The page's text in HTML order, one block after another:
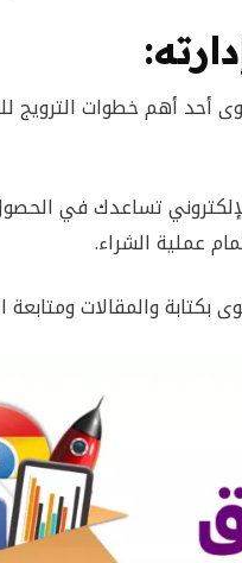
أحد أهم خطوات الترويج
تساعدك في
عملية الشراء.
بكتابة والمقالات